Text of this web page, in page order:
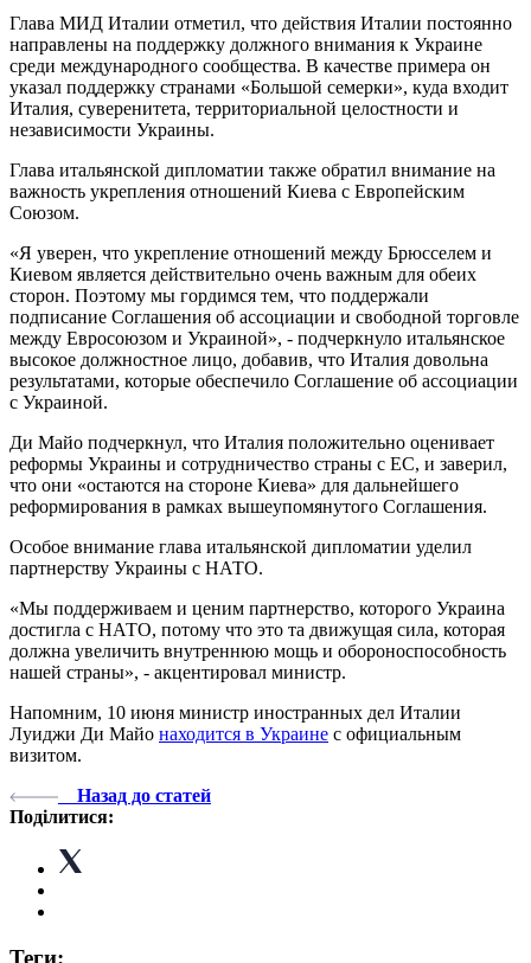
Глава МИД Италии отметил, что действия Италии постоянно
направлены на поддержку должного внимания к Украине
среди международного сообщества. В качестве примера он
указал поддержку странами «Большой семерки», куда входит
Италия, суверенитета, территориальной целостности и
независимости Украины.
Глава итальянской дипломатии также обратил внимание на
важность укрепления отношений Киева с Европейским
Союзом.
«Я уверен, что укрепление отношений между Брюсселем и
Киевом является действительно очень важным для обеих
сторон. Поэтому мы гордимся тем, что поддержали
подписание Соглашения об ассоциации и свободной торговле
между Евросоюзом и Украиной», - подчеркнуло итальянское
высокое должностное лицо, добавив, что Италия довольна
результатами, которые обеспечило Соглашение об ассоциации
с Украиной.
Ди Майо подчеркнул, что Италия положительно оценивает
реформы Украины и сотрудничество страны с ЕС, и заверил,
что они «остаются на стороне Киева» для дальнейшего
реформирования в рамках вышеупомянутого Соглашения.
Особое внимание глава итальянской дипломатии уделил
партнерству Украины с НАТО.
«Мы поддерживаем и ценим партнерство, которого Украина
достигла с НАТО, потому что это та движущая сила, которая
должна увеличить внутреннюю мощь и обороноспособность
нашей страны», - акцентировал министр.
Напомним, 10 июня министр иностранных дел Италии
Луиджи Ди Майо находится в Украине с официальным
визитом.
Назад до статей
Поділитися:
Теги: